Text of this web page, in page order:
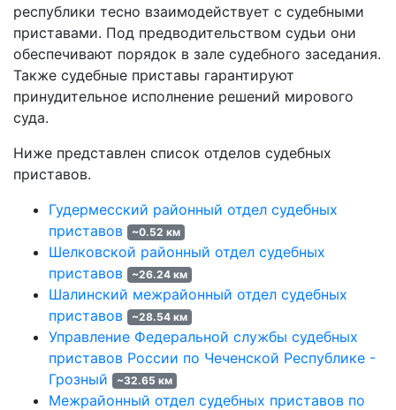
республики тесно взаимодействует с судебными
приставами. Под предводительством судьи они
обеспечивают порядок в зале судебного заседания.
Также судебные приставы гарантируют
принудительное исполнение решений мирового
суда.
Ниже представлен список отделов судебных
приставов.
Гудермесский районный отдел судебных
приставов
~0.52 км
Шелковской районный отдел судебных
приставов
~26.24 км
Шалинский межрайонный отдел судебных
приставов
~28.54 км
Управление Федеральной службы судебных
приставов России по Чеченской Республике -
Грозный
~32.65 км
Межрайонный отдел судебных приставов по